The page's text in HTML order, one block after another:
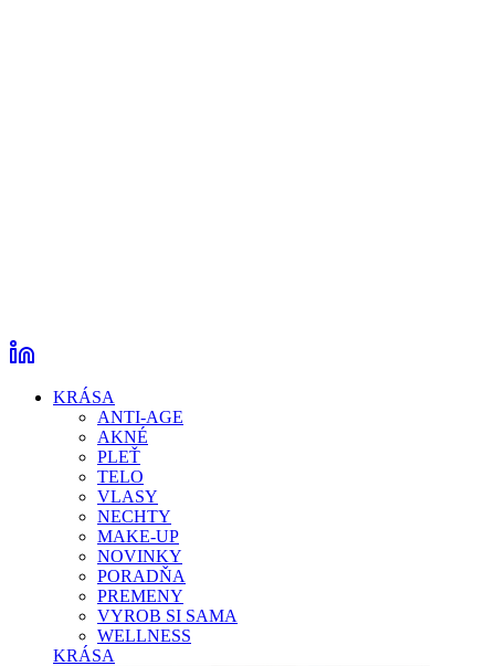
KRÁSA
ANTI-AGE
AKNÉ
PLEŤ
TELO
VLASY
NECHTY
MAKE-UP
NOVINKY
PORADŇA
PREMENY
VYROB SI SAMA
WELLNESS
KRÁSA